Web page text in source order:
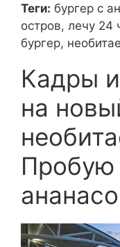
Теги: бургер с
остров, лечу 24
бургер,
Кадры
на
Пробую